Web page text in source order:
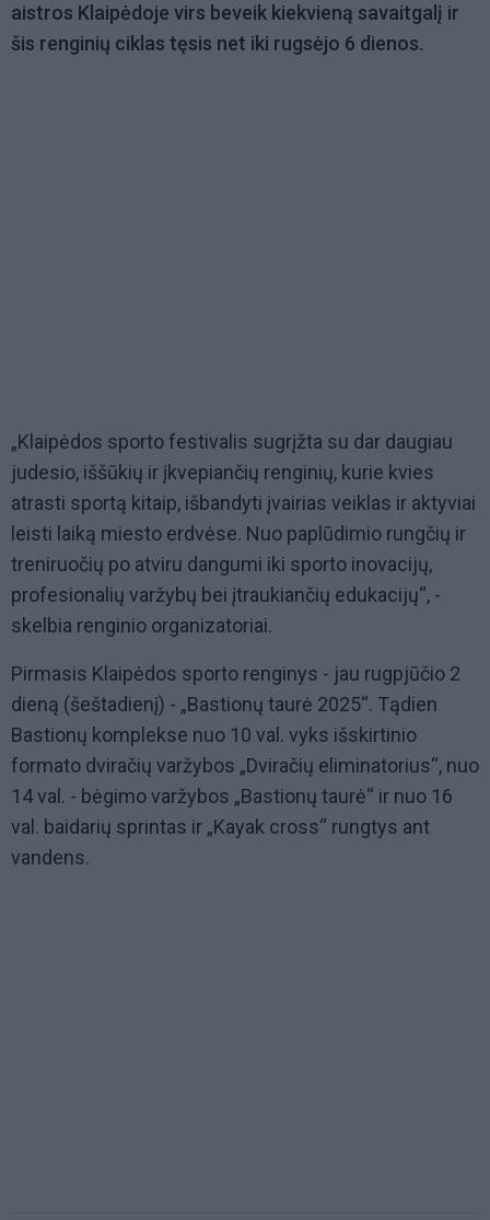
aistros Klaipėdoje virs beveik kiekvieną savaitgalį ir
šis renginių ciklas tęsis net iki rugsėjo 6 dienos.
„Klaipėdos sporto festivalis sugrįžta su dar daugiau
judesio, iššūkių ir įkvepiančių renginių, kurie kvies
atrasti sportą kitaip, išbandyti įvairias veiklas ir aktyviai
leisti laiką miesto erdvėse. Nuo paplūdimio rungčių ir
treniruočių po atviru dangumi iki sporto inovacijų,
profesionalių varžybų bei įtraukiančių edukacijų“, -
skelbia renginio organizatoriai.
Pirmasis Klaipėdos sporto renginys - jau rugpjūčio 2
dieną (šeštadienį) - „Bastionų taurė 2025“. Tądien
Bastionų komplekse nuo 10 val. vyks išskirtinio
formato dviračių varžybos „Dviračių eliminatorius“, nuo
14 val. - bėgimo varžybos „Bastionų taurė“ ir nuo 16
val. baidarių sprintas ir „Kayak cross“ rungtys ant
vandens.